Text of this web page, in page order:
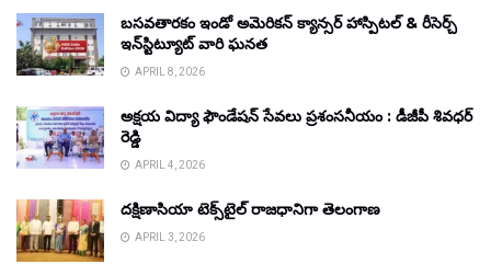
బసవతారకం ఇండో అమెరికన్ క్యాన్సర్ హాస్పిటల్ & రీసెర్చ్
ఇన్‌స్టిట్యూట్ వారి ఘనత
APRIL 8, 2026
అక్షయ విద్యా ఫౌండేషన్ సేవలు ప్రశంసనీయం : డీజీపీ శివధర్
రెడ్డి
APRIL 4, 2026
దక్షిణాసియా టెక్స్‌టైల్ రాజధానిగా తెలంగాణ
APRIL 3, 2026